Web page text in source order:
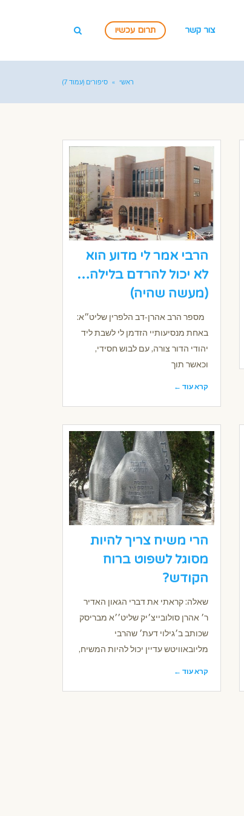
צור קשר תרום עכשיו
ראשי » סיפורים (עמוד 7)
הרבי אמר לי מדוע הוא
לא יכול להרדם בלילה…
(מעשה שהיה)
מספר הרב אהרן-דב הלפרין שליט״א:
באחת מנסיעותיי הזדמן לי לשבת ליד
יהודי הדור צורה, עם לבוש חסידי,
וכאשר תוך
קרא עוד ←
הרי משיח צריך להיות
מסוגל לשפוט ברוח
הקודש?
שאלה: קראתי את דברי הגאון האדיר
ר׳ אהרן סולובייצ׳יק שליט׳׳א מבריסק
שכותב ב׳גילוי דעת׳ שהרבי
מליובאוויטש עדיין יכול להיות המשיח,
קרא עוד ←